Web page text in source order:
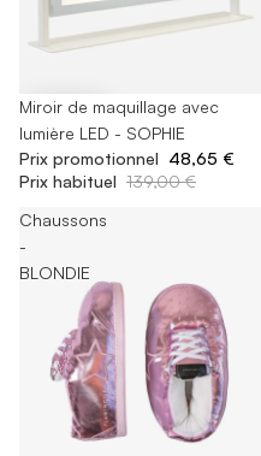
-65%
Miroir de maquillage avec
lumière LED - SOPHIE
Prix promotionnel 48,65 €
Prix habituel 139,00 €
Chaussons
-
BLONDIE